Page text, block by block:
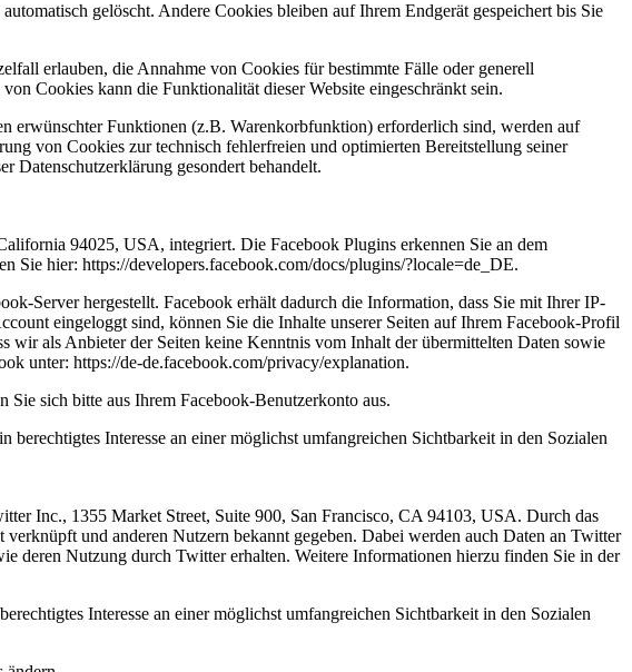
gelöscht. Andere Cookies bleiben auf Ihrem Endgerät gespeichert bis Sie
erlauben, die Annahme von Cookies für bestimmte Fälle oder generell
Cookies kann die Funktionalität dieser Website eingeschränkt sein.
erwünschter Funktionen (z.B. Warenkorbfunktion) erforderlich sind, werden auf
von Cookies zur technisch fehlerfreien und optimierten Bereitstellung seiner
Datenschutzerklärung gesondert behandelt.
94025, USA, integriert. Die Facebook Plugins erkennen Sie an dem
Sie hier: https://developers.facebook.com/docs/plugins/?locale=de_DE.
Server hergestellt. Facebook erhält dadurch die Information, dass Sie mit Ihrer IP-
eingeloggt sind, können Sie die Inhalte unserer Seiten auf Ihrem Facebook-Profil
wir als Anbieter der Seiten keine Kenntnis vom Inhalt der übermittelten Daten sowie
unter: https://de-de.facebook.com/privacy/explanation.
sich bitte aus Ihrem Facebook-Benutzerkonto aus.
Interesse an einer möglichst umfangreichen Sichtbarkeit in den Sozialen
Inc., 1355 Market Street, Suite 900, San Francisco, CA 94103, USA. Durch das
und anderen Nutzern bekannt gegeben. Dabei werden auch Daten an Twitter
deren Nutzung durch Twitter erhalten. Weitere Informationen hierzu finden Sie in der
Interesse an einer möglichst umfangreichen Sichtbarkeit in den Sozialen